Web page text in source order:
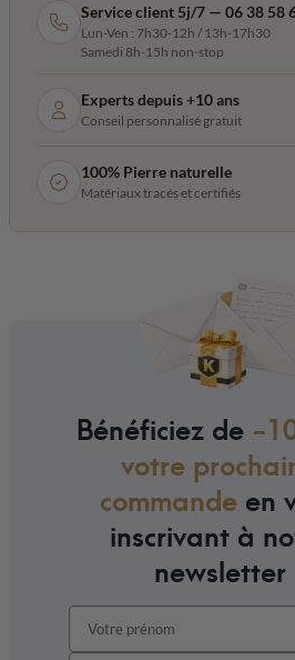
Service client 5j/7 — 06 38 58
Lun-Ven : 7h30-12h / 13h-17h30
Samedi 8h-15h non-stop
Experts depuis +10 ans
Conseil personnalisé gratuit
100% Pierre naturelle
Matériaux tracés et certifiés
Bénéficiez de -
votre
commande en
inscrivant à
newsletter